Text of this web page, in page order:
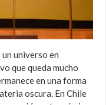
universo en
que queda mucho
en una forma
oscura. En Chile